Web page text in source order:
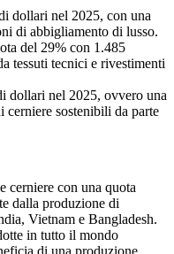
dollari nel 2025, con una
di abbigliamento di lusso.
del 29% con 1.485
tessuti tecnici e rivestimenti
dollari nel 2025, ovvero una
cerniere sostenibili da parte
cerniere con una quota
dalla produzione di
Vietnam e Bangladesh.
in tutto il mondo